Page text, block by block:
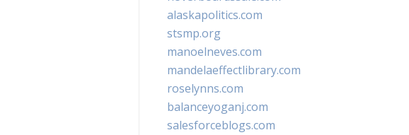
alaskapolitics.com
stsmp.org
manoelneves.com
mandelaeffectlibrary.com
roselynns.com
balanceyoganj.com
salesforceblogs.com